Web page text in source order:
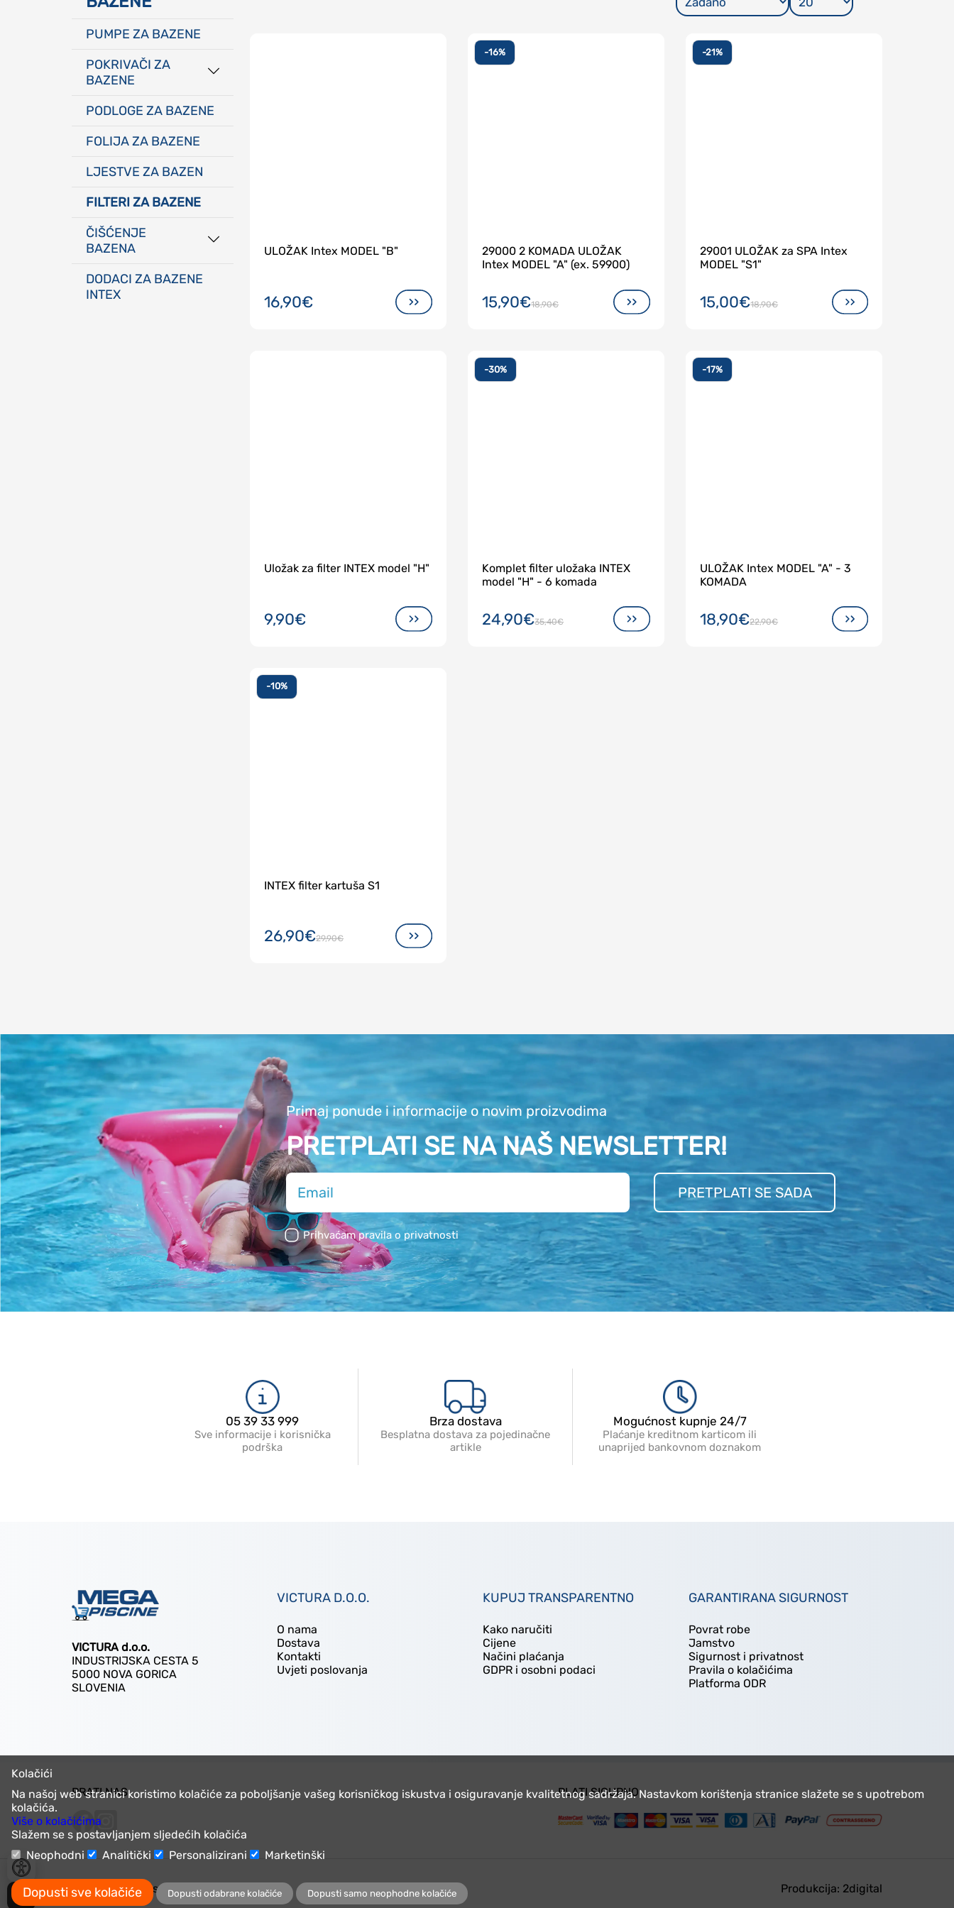
PUMPE ZA BAZENE
POKRIVAČI ZA
BAZENE
Solarni Pokrivači Za
PODLOGE ZA BAZENE​
FOLIJA ZA BAZENE
LJESTVE ZA BAZEN​
FILTERI ZA BAZENE
ČIŠĆENJE
BAZENA
Usisavači Za Bazene
DODACI ZA BAZENE
INTEX
ULOŽAK Intex MODEL "B"
16,90€
-16%
29000 2 KOMADA ULOŽAK
Intex MODEL "A" (ex. 59900)
15,90€18,90€
-21%
29001 ULOŽAK za SPA Intex
MODEL "S1"
15,00€18,90€
Uložak za filter INTEX model "H"
9,90€
-30%
Komplet filter uložaka INTEX
model "H" - 6 komada
24,90€35,40€
-17%
ULOŽAK Intex MODEL "A" - 3
KOMADA
18,90€22,90€
-10%
INTEX filter kartuša S1
26,90€29,90€
Primaj ponude i informacije o novim proizvodima
PRETPLATI SE NA NAŠ NEWSLETTER!
PRETPLATI SE SADA
Prihvaćam pravila o privatnosti
05 39 33 999
Sve informacije i korisnička
podrška
Brza dostava
Besplatna dostava za pojedinačne
artikle
Mogućnost kupnje 24/7
Plaćanje kreditnom karticom ili
unaprijed bankovnom doznakom
VICTURA d.o.o.
INDUSTRIJSKA CESTA 5
5000 NOVA GORICA
SLOVENIA
VICTURA D.O.O.
O nama
Dostava
Kontakti
Uvjeti poslovanja
KUPUJ TRANSPARENTNO
Kako naručiti
Cijene
Načini plaćanja
GDPR i osobni podaci
GARANTIRANA SIGURNOST
Povrat robe
Jamstvo
Sigurnost i privatnost
Pravila o kolačićima
Platforma ODR
PRATI NAS PLATI SIGURNO
© 2025 Megapiscine Produkcija: 2digital
Kolačići
Na našoj web stranici koristimo kolačiće za poboljšanje vašeg korisničkog iskustva i osiguravanje kvalitetnog sadržaja. Nastavkom korištenja stranice slažete se s upotrebom
kolačića.
Više o kolačićima
Slažem se s postavljanjem sljedećih kolačića
Neophodni
Analitički Personalizirani Marketinški
Dopusti sve kolačiće Dopusti odabrane kolačiće Dopusti samo neophodne kolačiće